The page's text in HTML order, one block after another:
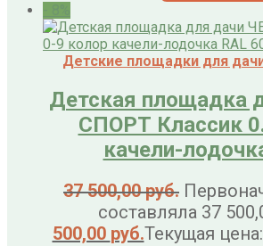
Детские площадки для
Детская площадка
СПОРТ Классик
качели-
37 500,00руб.
составляла 37
500,00 руб.Текущая